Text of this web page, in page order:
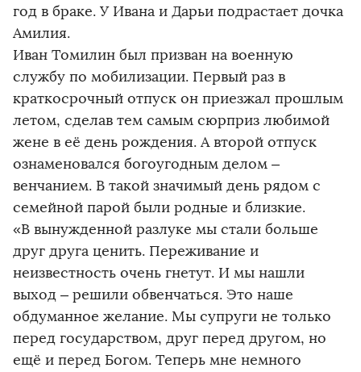
год в браке. У Ивана и Дарьи подрастает дочка
Амилия.
Иван Томилин был призван на военную
службу по мобилизации. Первый раз в
краткосрочный отпуск он приезжал прошлым
летом, сделав тем самым сюрприз любимой
жене в её день рождения. А второй отпуск
ознаменовался богоугодным делом –
венчанием. В такой значимый день рядом с
семейной парой были родные и близкие.
«В вынужденной разлуке мы стали больше
друг друга ценить. Переживание и
неизвестность очень гнетут. И мы нашли
выход – решили обвенчаться. Это наше
обдуманное желание. Мы супруги не только
перед государством, друг перед другом, но
ещё и перед Богом. Теперь мне немного